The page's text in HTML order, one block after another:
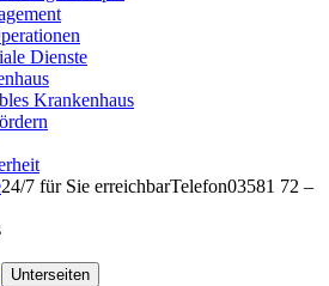
Dienste
Krankenhaus
24/7 für Sie erreichbarTelefon03581 72 –
Unterseiten